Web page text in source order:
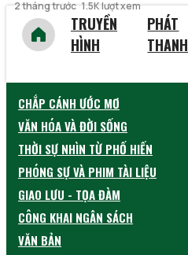
2 tháng trước 1.5K lượt xem
TRUYỀN
HÌNH
PHÁT
THANH
CHẮP CÁNH ƯỚC MƠ
VĂN HÓA VÀ ĐỜI SỐNG
THỜI SỰ NHÌN TỪ PHỐ HIẾN
PHÓNG SỰ VÀ PHIM TÀI LIỆU
GIAO LƯU - TỌA ĐÀM
CÔNG KHAI NGÂN SÁCH
VĂN BẢN